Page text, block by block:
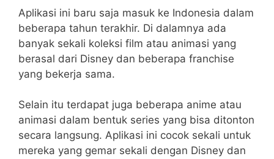
Aplikasi ini baru saja masuk ke Indonesia dalam
beberapa tahun terakhir. Di dalamnya ada
banyak sekali koleksi film atau animasi yang
berasal dari Disney dan beberapa franchise
yang bekerja sama.
Selain itu terdapat juga beberapa anime atau
animasi dalam bentuk series yang bisa ditonton
secara langsung. Aplikasi ini cocok sekali untuk
mereka yang gemar sekali dengan Disney dan